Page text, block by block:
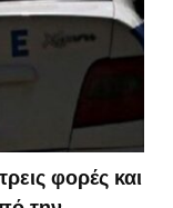
φορές και